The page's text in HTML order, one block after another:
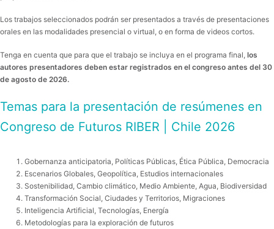
Los trabajos seleccionados podrán ser presentados a través de presentaciones
orales en las modalidades presencial o virtual, o en forma de videos cortos.
​Tenga en cuenta que para que el trabajo se incluya en el programa final, los
autores presentadores deben estar registrados en el congreso antes del 30
de agosto de 2026.
​Temas para la presentación de resúmenes en
Congreso de Futuros RIBER | Chile 2026
Gobernanza anticipatoria, Políticas Públicas, Ética Pública, Democracia
Escenarios Globales, Geopolítica, Estudios internacionales
Sostenibilidad, Cambio climático, Medio Ambiente, Agua, Biodiversidad
Transformación Social, Ciudades y Territorios, Migraciones
Inteligencia Artificial, Tecnologías, Energía
Metodologías para la exploración de futuros